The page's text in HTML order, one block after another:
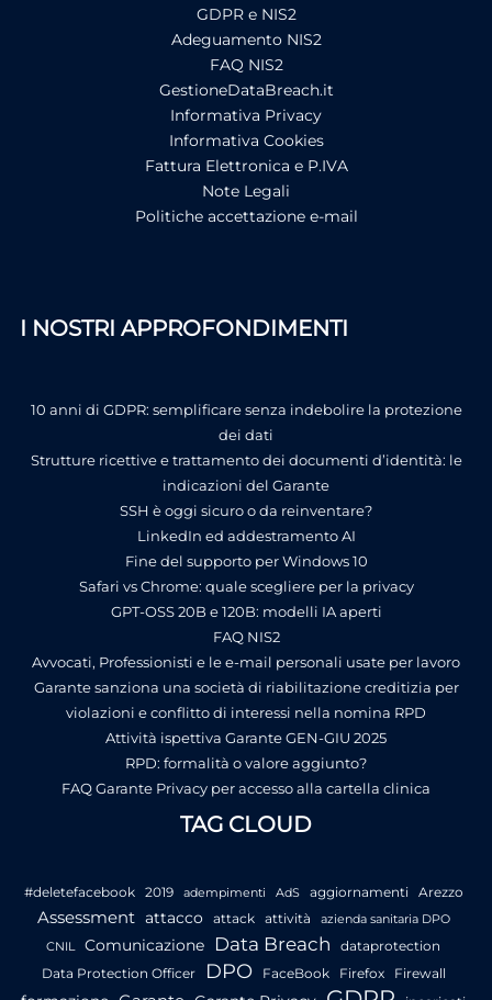
GDPR e NIS2
Adeguamento NIS2
FAQ NIS2
GestioneDataBreach.it
Informativa Privacy
Informativa Cookies
Fattura Elettronica e P.IVA
Note Legali
Politiche accettazione e-mail
I NOSTRI APPROFONDIMENTI
10 anni di GDPR: semplificare senza indebolire la protezione
dei dati
Strutture ricettive e trattamento dei documenti d’identità: le
indicazioni del Garante
SSH è oggi sicuro o da reinventare?
LinkedIn ed addestramento AI
Fine del supporto per Windows 10
Safari vs Chrome: quale scegliere per la privacy
GPT-OSS 20B e 120B: modelli IA aperti
FAQ NIS2
Avvocati, Professionisti e le e-mail personali usate per lavoro
Garante sanziona una società di riabilitazione creditizia per
violazioni e conflitto di interessi nella nomina RPD
Attività ispettiva Garante GEN-GIU 2025
RPD: formalità o valore aggiunto?
FAQ Garante Privacy per accesso alla cartella clinica
TAG CLOUD
#deletefacebook 2019 adempimenti AdS aggiornamenti Arezzo
Assessment attacco attack attività
azienda sanitaria DPO
CNIL
Comunicazione Data Breach
dataprotection
Data Protection Officer
DPO FaceBook Firefox Firewall